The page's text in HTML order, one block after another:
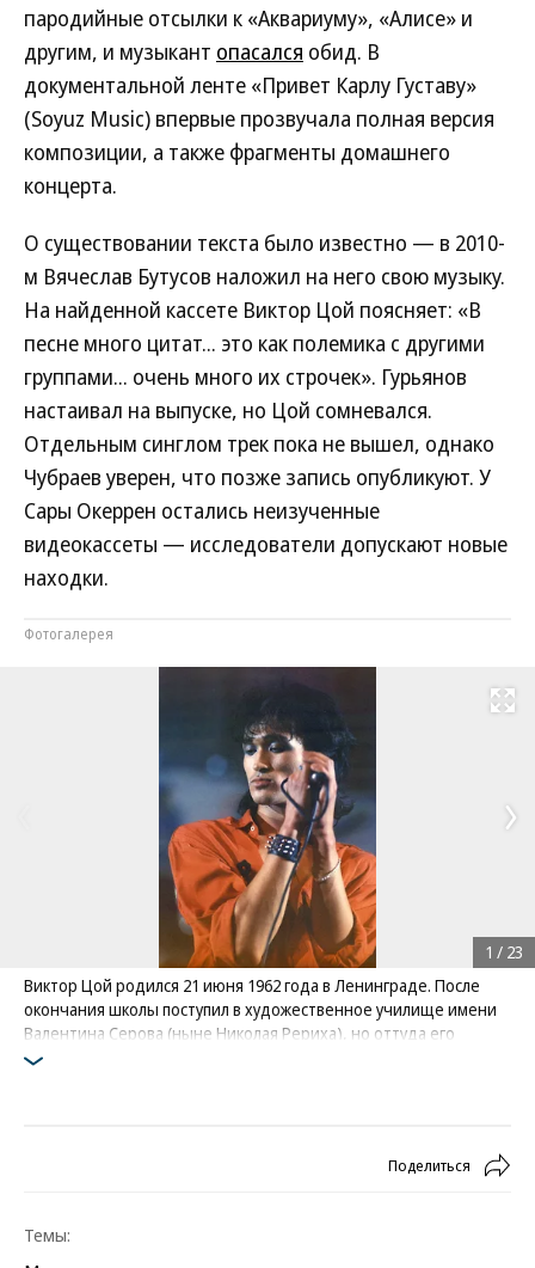
пародийные отсылки к «Аквариуму», «Алисе» и
другим, и музыкант опасался обид. В
документальной ленте «Привет Карлу Густаву»
(Soyuz Music) впервые прозвучала полная версия
композиции, а также фрагменты домашнего
концерта.
О существовании текста было известно — в 2010-
м Вячеслав Бутусов наложил на него свою музыку.
На найденной кассете Виктор Цой поясняет: «В
песне много цитат... это как полемика с другими
группами... очень много их строчек». Гурьянов
настаивал на выпуске, но Цой сомневался.
Отдельным синглом трек пока не вышел, однако
Чубраев уверен, что позже запись опубликуют. У
Сары Океррен остались неизученные
видеокассеты — исследователи допускают новые
находки.
Фотогалерея
Развернуть
Виктор Цой родился 21 июня 1962 года в Ленинграде. После
окончания школы поступил в художественное училище имени
Валентина Серова (ныне Николая Рериха), но оттуда его
отчислили за неуспеваемость. Он поступил в ПТУ и получил
1 / 23
Поделиться
Темы: